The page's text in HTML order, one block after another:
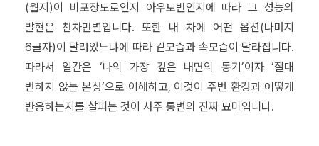
(월지)이 비포장도로인지 아우토반인지에 따라 그 성능의
발현은 천차만별입니다. 또한 내 차에 어떤 옵션(나머지
6글자)이 달려있느냐에 따라 겉모습과 속모습이 달라집니다.
따라서 일간은 ‘나의 가장 깊은 내면의 동기’이자 ‘절대
변하지 않는 본성’으로 이해하고, 이것이 주변 환경과 어떻게
반응하는지를 살피는 것이 사주 통변의 진짜 묘미입니다.